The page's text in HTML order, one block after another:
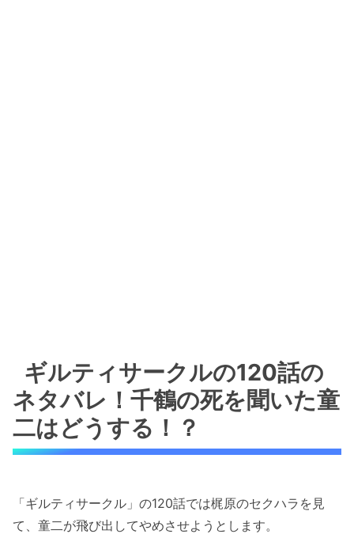
ギルティサークルの120話の
ネタバレ！千鶴の死を聞いた童
二はどうする！？
「ギルティサークル」の120話では梶原のセクハラを見
て、童二が飛び出してやめさせようとします。